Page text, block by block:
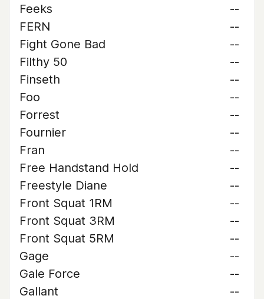
Feeks
--
FERN
--
Fight Gone Bad
--
Filthy 50
--
Finseth
--
Foo
--
Forrest
--
Fournier
--
Fran
--
Free Handstand Hold
--
Freestyle Diane
--
Front Squat 1RM
--
Front Squat 3RM
--
Front Squat 5RM
--
Gage
--
Gale Force
--
Gallant
--